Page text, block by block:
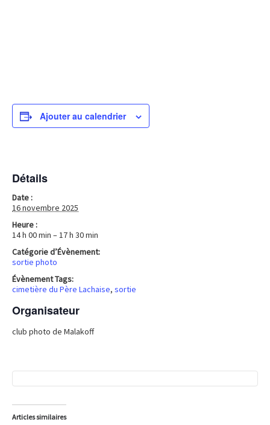
Ajouter au calendrier
Détails
Date :
16 novembre 2025
Heure :
14 h 00 min – 17 h 30 min
Catégorie d’Évènement:
sortie photo
Évènement Tags:
cimetière du Père Lachaise, sortie
Organisateur
club photo de Malakoff
Articles similaires